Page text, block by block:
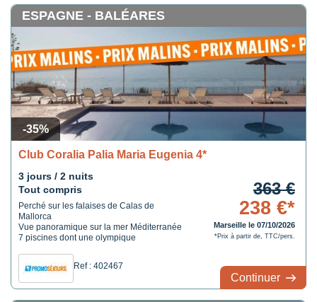
-35%
ESPAGNE - BALÉARES
Club Coralia Palia Maria Eugenia 4*
3 jours / 2 nuits
Tout compris
Perché sur les falaises de Calas de
Mallorca
Vue panoramique sur la mer Méditerranée
7 piscines dont une olympique
Ref : 402467
363 €
238 €*
Marseille le 07/10/2026
*Prix à partir de, TTC/pers.
Continuer